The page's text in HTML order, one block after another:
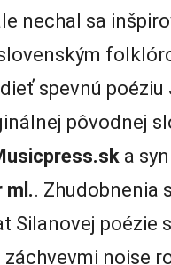
nechal sa
spevnú poéziu
pôvodnej
a
ml.. Zhudobnenia
Silanovej poézie
noise